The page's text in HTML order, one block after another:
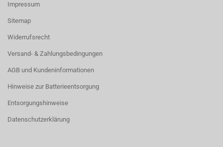
Impressum
Sitemap
Widerrufsrecht
Versand- & Zahlungsbedingungen
AGB und Kundeninformationen
Hinweise zur Batterieentsorgung
Entsorgungshinweise
Datenschutzerklärung